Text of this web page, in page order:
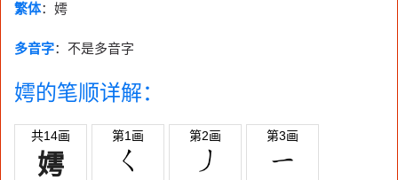
繁体：嫮
多音字：不是多音字
嫮的笔顺详解：
共14画
嫮
第1画 第2画 第3画